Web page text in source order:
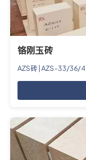
铬刚玉砖
AZS砖 | AZS-33/36/